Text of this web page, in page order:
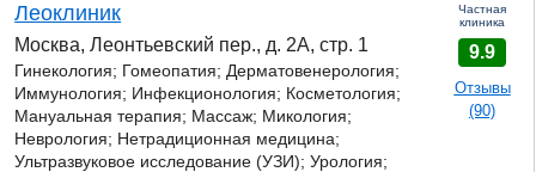
Леоклиник
Москва, Леонтьевский пер., д. 2А, стр. 1
Гинекология; Гомеопатия; Дерматовенерология;
Иммунология; Инфекционология; Косметология;
Мануальная терапия; Массаж; Микология;
Неврология; Нетрадиционная медицина;
Ультразвуковое исследование (УЗИ); Урология;
Частная
клиника
9.9
Отзывы
(90)